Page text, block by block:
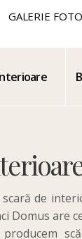
GALERIE FOTO
de
Domus are